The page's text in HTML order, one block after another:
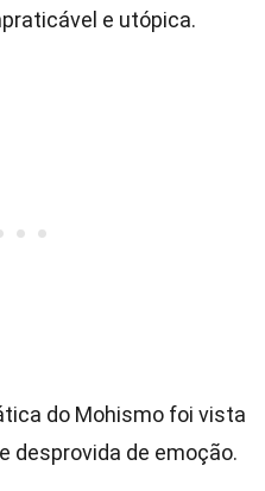
e utópica.
do Mohismo foi vista
desprovida de emoção.